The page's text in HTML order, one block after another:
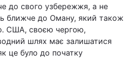
до свого узбережжя, а не
ближче до Оману, який також
США, своєю чергою,
шлях має залишатися
це було до початку